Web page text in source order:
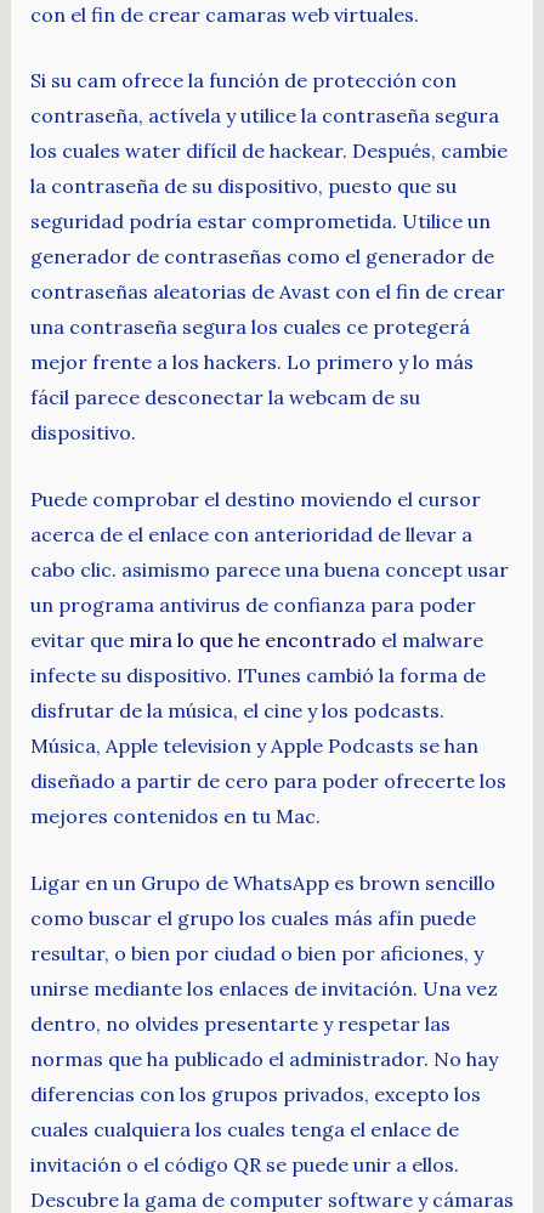
con el fin de crear camaras web virtuales.
Si su cam ofrece la función de protección con
contraseña, actívela y utilice la contraseña segura
los cuales water difícil de hackear. Después, cambie
la contraseña de su dispositivo, puesto que su
seguridad podría estar comprometida. Utilice un
generador de contraseñas como el generador de
contraseñas aleatorias de Avast con el fin de crear
una contraseña segura los cuales ce protegerá
mejor frente a los hackers. Lo primero y lo más
fácil parece desconectar la webcam de su
dispositivo.
Puede comprobar el destino moviendo el cursor
acerca de el enlace con anterioridad de llevar a
cabo clic. asimismo parece una buena concept usar
un programa antivirus de confianza para poder
evitar que mira lo que he encontrado el malware
infecte su dispositivo. ITunes cambió la forma de
disfrutar de la música, el cine y los podcasts.
Música, Apple television y Apple Podcasts se han
diseñado a partir de cero para poder ofrecerte los
mejores contenidos en tu Mac.
Ligar en un Grupo de WhatsApp es brown sencillo
como buscar el grupo los cuales más afín puede
resultar, o bien por ciudad o bien por aficiones, y
unirse mediante los enlaces de invitación. Una vez
dentro, no olvides presentarte y respetar las
normas que ha publicado el administrador. No hay
diferencias con los grupos privados, excepto los
cuales cualquiera los cuales tenga el enlace de
invitación o el código QR se puede unir a ellos.
Descubre la gama de computer software y cámaras